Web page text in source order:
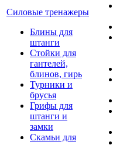
Силовые тренажеры
Блины для
штанги
Стойки для
гантелей,
блинов, гирь
Турники и
брусья
Грифы для
штанги и
замки
Скамьи для